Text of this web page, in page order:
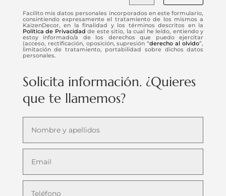
Facilito mis datos personales incorporados en este formulario,
consintiendo expresamente el tratamiento de los mismos a
KaizenDecor, en la finalidad y los términos descritos en la
Política de Privacidad de este sitio, la cual he leído, entiendo y
estoy informado/a de los derechos que puedo ejercitar
(acceso, rectificación, oposición, supresión “derecho al olvido”,
limitación de tratamiento, portabilidad sobre dichos datos
personales.
Solicita información. ¿Quieres
que te llamemos?